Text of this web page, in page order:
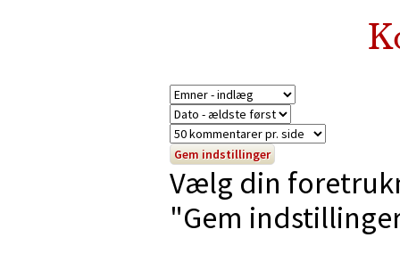
Vælg din
"Gem